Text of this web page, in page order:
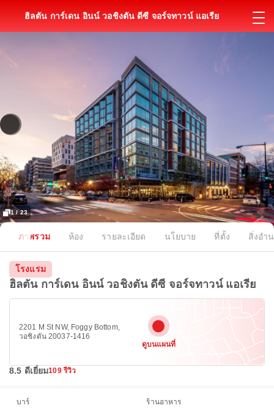
ฮิลตัน การ์เดน อินน์ วอชิงตัน ดีซี จอร์จทาวน์ แอเรีย
1 / 23
ภาพรวม ห้อง รายละเอียด นโยบาย ที่ตั้ง สิ่งอำ
โรงแรม
ฮิลตัน การ์เดน อินน์ วอชิงตัน ดีซี จอร์จทาวน์ แอเรีย
2201 M St NW, Foggy Bottom,
วอชิงตัน 20037-1416
ดูบนแผนที่
8.5 ดีเยี่ยม109 รีวิว
บาร์ ร้านอาหาร